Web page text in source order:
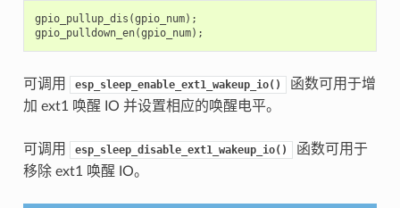
gpio_pullup_dis (gpio_num);
gpio_pulldown_en(gpio_num);
可调用 esp_sleep_enable_ext1_wakeup_io()
函数可用于增
加 ext1 唤醒 IO 并设置相应的唤醒电平。
可调用 esp_sleep_disable_ext1_wakeup_io()
函数可用于
移除 ext1 唤醒 IO。